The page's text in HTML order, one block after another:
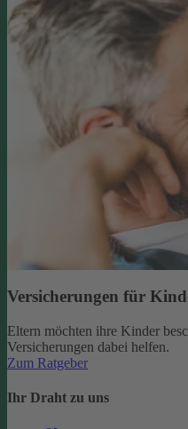
Versicherungen für
Eltern möchten ihre Kinder
Versicherungen dabei helfen.
Zum Ratgeber
Ihr Draht zu uns